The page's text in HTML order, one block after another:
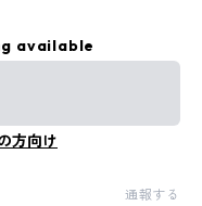
available
方向け
通報する